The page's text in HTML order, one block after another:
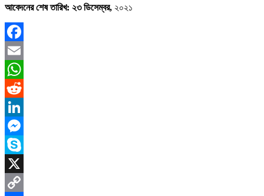
আবেদনের শেষ তারিখ: ২৩ ডিসেম্বর, ২০২১
Facebook
Email
WhatsApp
Reddit
LinkedIn
Messenger
Skype
X